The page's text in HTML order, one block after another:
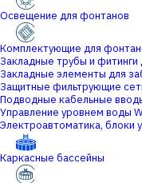
Освещение для фонтанов
Комплектующие для
Закладные трубы и
Закладные элементы для
Защитные фильтрующие
Подводные кабельные
Управление уровнем воды
Электроавтоматика, блоки
Каркасные бассейны